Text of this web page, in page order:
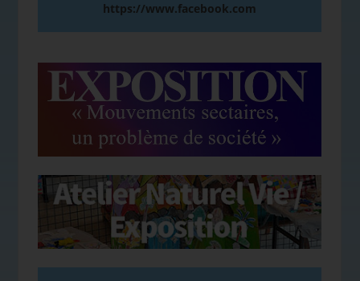
https://www.facebook.com